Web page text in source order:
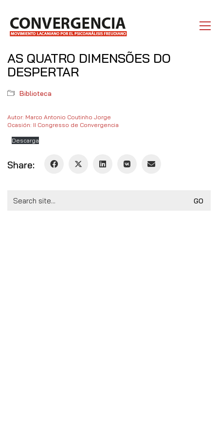
AS QUATRO DIMENSÕES DO
DESPERTAR
Biblioteca
Autor: Marco Antonio Coutinho Jorge
Ocasión: II Congresso de Convergencia
Descarga
Share:
for: